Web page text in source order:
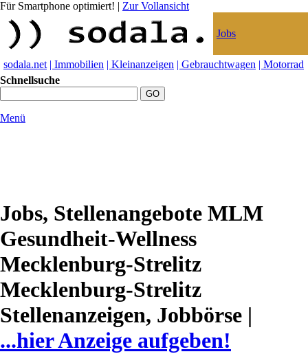
Für Smartphone optimiert! | Zur Vollansicht
Jobs
sodala.net | Immobilien | Kleinanzeigen | Gebrauchtwagen | Motorrad
Schnellsuche
Menü
Jobs, Stellenangebote MLM
Gesundheit-Wellness
Mecklenburg-Strelitz
Mecklenburg-Strelitz
Stellenanzeigen, Jobbörse |
...hier Anzeige aufgeben!